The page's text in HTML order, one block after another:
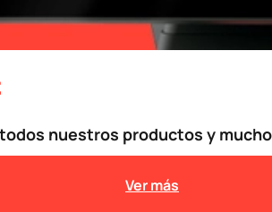
nuestros productos y
Ver más